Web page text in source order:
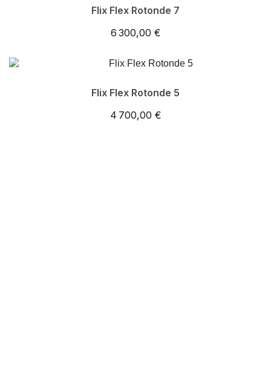
Flix Flex Rotonde 7
6 300,00 €
Flix Flex Rotonde 5
4 700,00 €